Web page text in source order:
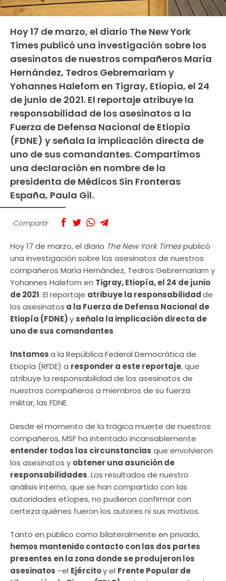
Hoy 17 de marzo, el diario The New York
Times publicó una investigación sobre los
asesinatos de nuestros compañeros María
Hernández, Tedros Gebremariam y
Yohannes Halefom en Tigray, Etiopía, el 24
de junio de 2021. El reportaje atribuye la
responsabilidad de los asesinatos a la
Fuerza de Defensa Nacional de Etiopía
(FDNE) y señala la implicación directa de
uno de sus comandantes. Compartimos
una declaración en nombre de la
presidenta de Médicos Sin Fronteras
España, Paula Gil.
Compartir
Hoy 17 de marzo, el diario The New York Timespublicó
una investigación sobre los asesinatos de nuestros
compañeros María Hernández, Tedros Gebremariam y
Yohannes Halefom en Tigray, Etiopía, el 24 de junio
de 2021. El reportaje atribuye la responsabilidadde
los asesinatos a la Fuerza de Defensa Nacional de
Etiopía (FDNE)y señala la implicación directa de
uno de sus comandantes.
Instamosa la República Federal Democrática de
Etiopía (RFDE) a responder a este reportaje, que
atribuye la responsabilidad de los asesinatos de
nuestros compañeros a miembros de su fuerza
militar, las FDNE.
Desde el momento de la trágica muerte de nuestros
compañeros, MSF ha intentado incansablemente
entender todas las circunstancias que envolvieron
los asesinatos y obtener una asunción de
responsabilidades. Los resultados de nuestro
análisis interno, que se han compartido con las
autoridades etíopes, no pudieron confirmar con
certeza quiénes fueron los autores ni sus motivos.
Tanto en público como bilateralmente en privado,
hemos mantenido contacto con las dos partes
presentes en la zona donde se produjeron los
asesinatos –el Ejércitoy el Frente Popular de